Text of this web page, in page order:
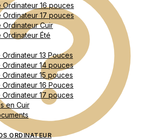
Ordinateur 16 pouces
Ordinateur 17 pouces
Ordinateur Cuir
Ordinateur Été
13 Pouces
Ordinateur 14 pouces
15 pouces
16 Pouces
17 pouces
en Cuir
ORDINATEUR